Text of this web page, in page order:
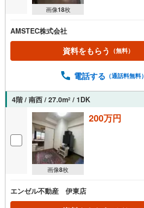
画像18枚
AMSTEC株式会社
資料をもらう （無料）
電話する （通話料無料）
4階 / 南西 / 27.0m2 / 1DK
画像8枚
200万円
エンゼル不動産 伊東店